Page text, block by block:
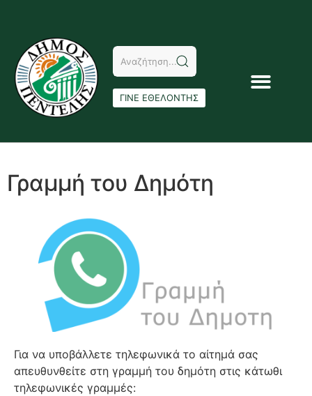
ΓΙΝΕ ΕΘΕΛΟΝΤΗΣ
Γραμμή του Δημότη
Για να υποβάλλετε τηλεφωνικά το αίτημά σας
απευθυνθείτε στη γραμμή του δημότη στις κάτωθι
τηλεφωνικές γραμμές: